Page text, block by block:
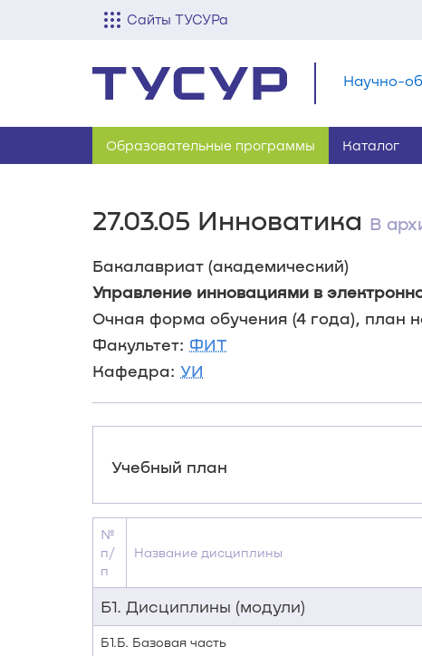
Сайты ТУСУРа
Научно-
Образовательные программы Каталог
27.03.05 Инноватика В
Бакалавриат (академический)
Управление инновациями в
Очная форма обучения (4 года), план
Факультет: ФИТ
Кафедра: УИ
Учебный план
№
п/
п
Название дисциплины
Б1. Дисциплины (модули)
Б1.Б. Базовая часть